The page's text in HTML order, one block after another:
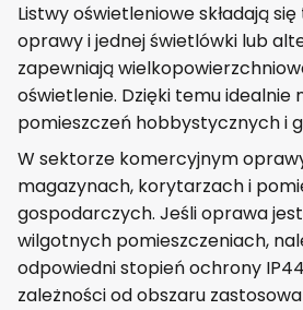
Listwy oświetleniowe składają
oprawy i jednej świetlówki lub
zapewniają
oświetlenie. Dzięki temu idealnie
pomieszczeń hobbystycznych i
W sektorze komercyjnym
magazynach, korytarzach i
gospodarczych. Jeśli oprawa
wilgotnych pomieszczeniach,
odpowiedni stopień ochrony
zależności od obszaru